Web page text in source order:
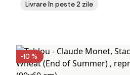
reproducere (70x50 cm)
Livrare în peste 2 zile
-10 %